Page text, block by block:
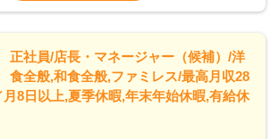
245,800円～②エリア社員 ：月給
正社員/店長・マネージャー（候補）/洋
食全般,和食全般,ファミレス/最高月収28
8日以上,夏季休暇,年末年始休暇,有給休